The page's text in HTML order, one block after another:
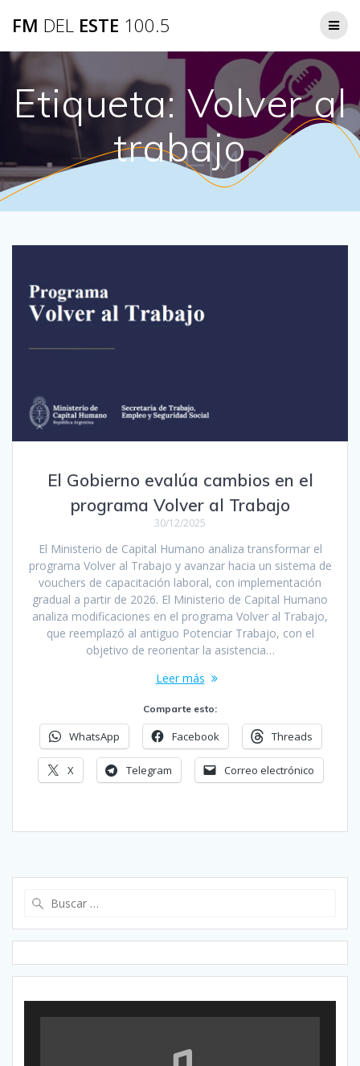
FM DEL ESTE 100.5
Etiqueta: Volver al
trabajo
El Gobierno evalúa cambios en el
programa Volver al Trabajo
30/12/2025
El Ministerio de Capital Humano analiza transformar el
programa Volver al Trabajo y avanzar hacia un sistema de
vouchers de capacitación laboral, con implementación
gradual a partir de 2026. El Ministerio de Capital Humano
analiza modificaciones en el programa Volver al Trabajo,
que reemplazó al antiguo Potenciar Trabajo, con el
objetivo de reorientar la asistencia…
Leer más
Comparte esto:
WhatsApp Facebook Threads
X Telegram Correo electrónico